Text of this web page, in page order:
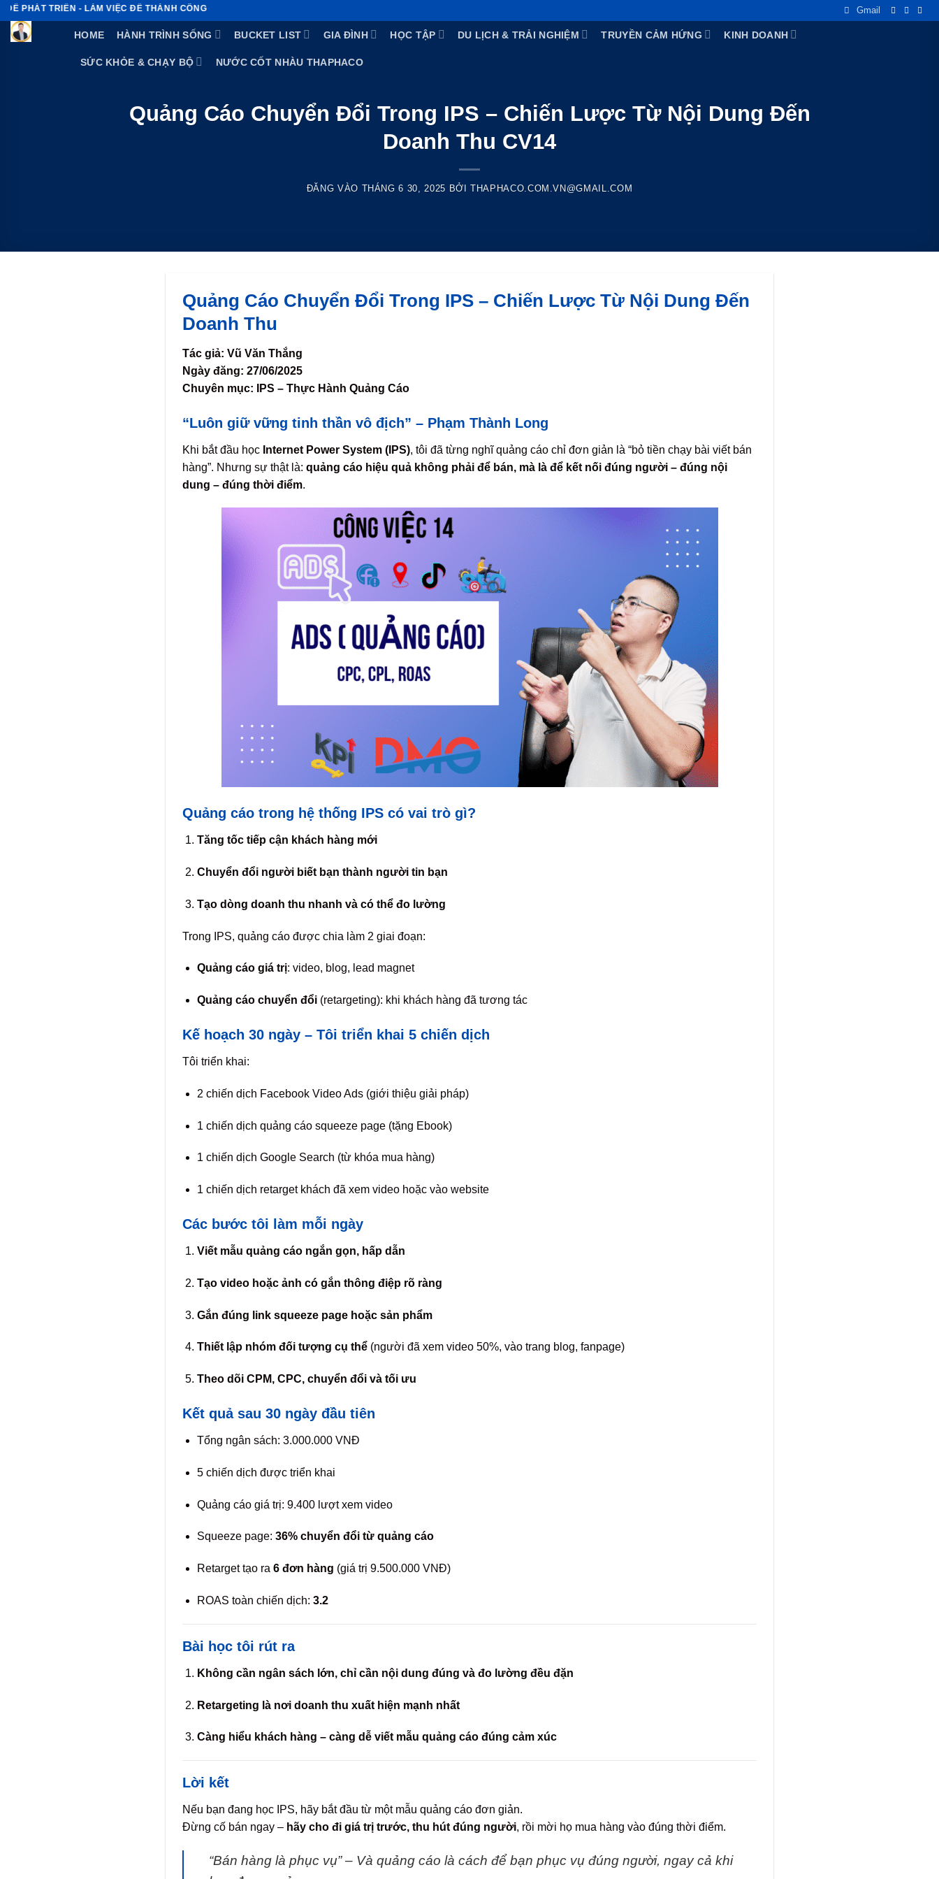
Bỏ
qua
nội
TRIỂN - LÀM VIỆC ĐỂ THÀNH CÔNG Gmail
HOME HÀNH TRÌNH SỐNG BUCKET LIST GIA ĐÌNH HỌC TẬP DU LỊCH & TRẢI NGHIỆM TRUYỀN CẢM HỨNG KINH DOANH
SỨC KHỎE & CHẠY BỘ NƯỚC CỐT NHÀU THAPHACO
Quảng Cáo Chuyển Đổi Trong IPS – Chiến Lược Từ Nội Dung Đến
Doanh Thu CV14
ĐĂNG VÀO THÁNG 6 30, 2025 BỞITHAPHACO.COM.VN@GMAIL.COM
Quảng Cáo Chuyển Đổi Trong IPS – Chiến Lược Từ Nội Dung Đến
Doanh Thu
Tác giả: Vũ Văn Thắng
Ngày đăng: 27/06/2025
Chuyên mục: IPS – Thực Hành Quảng Cáo
“Luôn giữ vững tinh thần vô địch” – Phạm Thành Long
Khi bắt đầu học Internet Power System (IPS), tôi đã từng nghĩ quảng cáo chỉ đơn giản là “bỏ tiền chạy bài viết bán
hàng”. Nhưng sự thật là: quảng cáo hiệu quả không phải để bán, mà là để kết nối đúng người – đúng nội
dung – đúng thời điểm.
Quảng cáo trong hệ thống IPS có vai trò gì?
Tăng tốc tiếp cận khách hàng mới
Chuyển đổi người biết bạn thành người tin bạn
Tạo dòng doanh thu nhanh và có thể đo lường
Trong IPS, quảng cáo được chia làm 2 giai đoạn:
Quảng cáo giá trị: video, blog, lead magnet
Quảng cáo chuyển đổi(retargeting): khi khách hàng đã tương tác
Kế hoạch 30 ngày – Tôi triển khai 5 chiến dịch
Tôi triển khai:
2 chiến dịch Facebook Video Ads (giới thiệu giải pháp)
1 chiến dịch quảng cáo squeeze page (tặng Ebook)
1 chiến dịch Google Search (từ khóa mua hàng)
1 chiến dịch retarget khách đã xem video hoặc vào website
Các bước tôi làm mỗi ngày
Viết mẫu quảng cáo ngắn gọn, hấp dẫn
Tạo video hoặc ảnh có gắn thông điệp rõ ràng
Gắn đúng link squeeze page hoặc sản phẩm
Thiết lập nhóm đối tượng cụ thể(người đã xem video 50%, vào trang blog, fanpage)
Theo dõi CPM, CPC, chuyển đổi và tối ưu
Kết quả sau 30 ngày đầu tiên
Tổng ngân sách: 3.000.000 VNĐ
5 chiến dịch được triển khai
Quảng cáo giá trị: 9.400 lượt xem video
Squeeze page: 36% chuyển đổi từ quảng cáo
Retarget tạo ra 6 đơn hàng (giá trị 9.500.000 VNĐ)
ROAS toàn chiến dịch: 3.2
Bài học tôi rút ra
Không cần ngân sách lớn, chỉ cần nội dung đúng và đo lường đều đặn
Retargeting là nơi doanh thu xuất hiện mạnh nhất
Càng hiểu khách hàng – càng dễ viết mẫu quảng cáo đúng cảm xúc
Lời kết
Nếu bạn đang học IPS, hãy bắt đầu từ một mẫu quảng cáo đơn giản.
Đừng cố bán ngay – hãy cho đi giá trị trước, thu hút đúng người, rồi mời họ mua hàng vào đúng thời điểm.
“Bán hàng là phục vụ” – Và quảng cáo là cách để bạn phục vụ đúng người, ngay cả khi